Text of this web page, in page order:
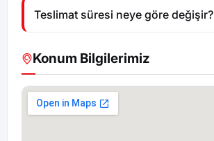
Teslimat süresi neye göre değişir?
Konum Bilgilerimiz